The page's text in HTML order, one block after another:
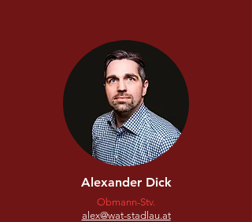
Alexander Dick
Obmann-Stv.
alex@wat-stadlau.at